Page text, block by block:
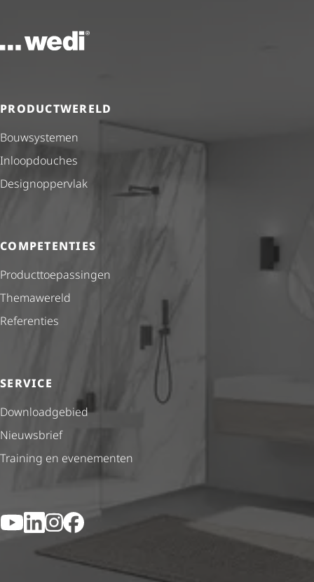
Naar de startpagina
PRODUCTWERELD
Bouwsystemen
Inloopdouches
Desig­nop­per­vlak
COMPETENTIES
Product­toe­pas­singen
Themawereld
Referenties
SERVICE
Downloadgebied
Nieuwsbrief
Training en evenementen
YouTubeLinkedIn
Instagram
Facebook